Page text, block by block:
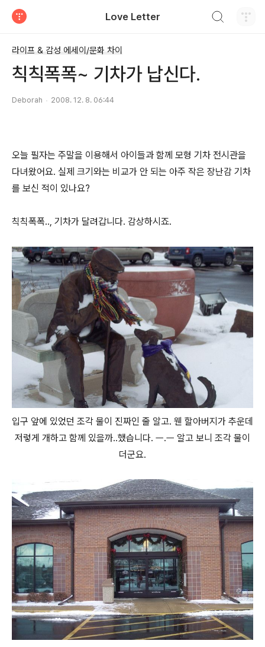
Love Letter
라이프 & 감성 에세이/문화 차이
칙칙폭폭~ 기차가 납신다.
Deborah 2008. 12. 8. 06:44
오늘 필자는 주말을 이용해서 아이들과 함께 모형 기차 전시관을
다녀왔어요. 실제 크기와는 비교가 안 되는 아주 작은 장난감 기차
를 보신 적이 있나요?
칙칙폭폭.., 기차가 달려갑니다. 감상하시죠.
입구 앞에 있었던 조각 물이 진짜인 줄 알고. 웬 할아버지가 추운데
저렇게 개하고 함께 있을까..했습니다. ㅡ.ㅡ 알고 보니 조각 물이
더군요.